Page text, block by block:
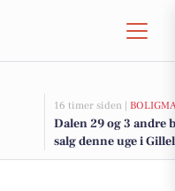
16 timer siden |
Dalen 29 og 3 andre
salg denne uge i